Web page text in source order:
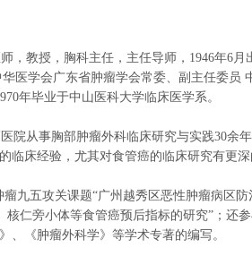
，教授，胸科主任，主任导师，1946年6月
医学会广东省肿瘤学会常委、副主任委
年毕业于中山医科大学临床医学系。
医院从事胸部肿瘤外科临床研究与实践30余
临床经验，尤其对食管癌的临床研究有更
九五攻关课题“广州越秀区恶性肿瘤病区防
核仁旁小体等食管癌预后指标的研究”；
、《肿瘤外科学》等学术专著的编写。